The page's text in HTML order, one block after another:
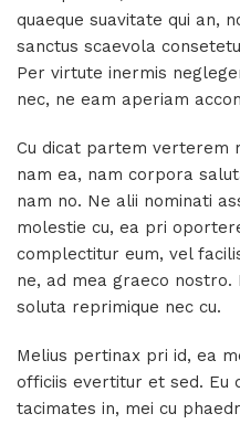
quaeque suavitate qui an,
sanctus scaevola
Per virtute inermis
nec, ne eam aperiam
Cu dicat partem verterem
nam ea, nam corpora
nam no. Ne alii nominati
molestie cu, ea pri
complectitur eum, vel
ne, ad mea graeco
soluta reprimique nec cu.
Melius pertinax pri id, ea
officiis evertitur et sed. Eu
tacimates in, mei cu